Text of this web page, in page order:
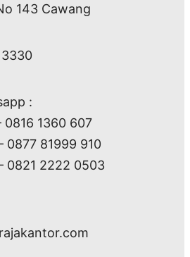
143 Cawang
:
0816 1360 607
0877 81999 910
0821 2222 0503